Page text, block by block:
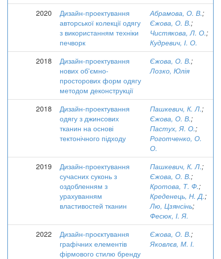
2020
Дизайн-проектування
авторської колекції одягу
з використанням техніки
печворк
Абрамова, О. В.;
Єжова, О. В.;
Чистякова, Л. О.;
Кудревич, І. О.
2018
Дизайн-проектування
нових об'ємно-
просторових форм одягу
методом деконструкції
Єжова, О. В.;
Лозко, Юлія
2018
Дизайн-проектування
одягу з джинсових
тканин на основі
тектонічного підходу
Пашкевич, К. Л.;
Єжова, О. В.;
Пастух, Я. О.;
Роготченко, О.
О.
2019
Дизайн-проектування
сучасних суконь з
оздобленням з
урахуванням
властивостей тканин
Пашкевич, К. Л.;
Єжова, О. В.;
Кротова, Т. Ф.;
Креденець, Н. Д.;
Лю, Цзянсінь;
Фесюк, І. Я.
2022
Дизайн-проєктування
графічних елементів
фірмового стилю бренду
Єжова, О. В.;
Яковлєв, М. І.